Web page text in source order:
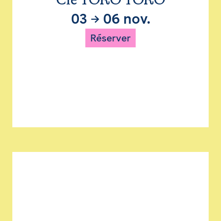
03 → 06 nov.
Réserver